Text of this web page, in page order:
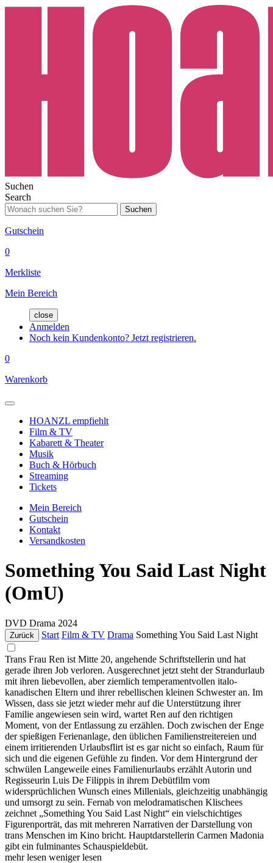
Suchen
Search
Suchen
Gutschein
0
Merkliste
Mein Bereich
close
Anmelden
Noch kein Kundenkonto? Jetzt registrieren.
0
Warenkorb
HOANZL empfiehlt
Film & TV
Kabarett & Theater
Musik
Buch & Hörbuch
Streaming
Tickets
Mein Bereich
Gutschein
Kontakt
Versandkosten
Something You Said Last Night
(OmU)
DVD Drama 2024
Zurück Start Film & TV Drama Something You Said Last Night
Trans Frau Ren ist Mitte 20, angehende Schriftstellerin und hat
gerade ihren Job verloren. Ausgerechnet jetzt steht der Strandurlaub
mit ihren liebevollen, aber ziemlich temperamentvollen italo-
kanadischen Eltern und ihrer rebellischen kleinen Schwester an. Im
Wissen, dass sie jetzt wieder mehr auf die Unterstützung ihrer
Familie angewiesen sein wird, wartet Ren auf den richtigen
Moment, von der Entlassung zu erzählen. Doch zwischen der Enge
der spießigen Ferienanlage, den üblichen Familienstreitereien und
einem irritierenden Urlaubsflirt ist es gar nicht so einfach, Raum für
sich und die eigenen Gefühle zu finden. Vor dem Hintergrund der
schwülen Langeweile eines Familienurlaubs erzählt Autorin und
Regisseurin Luis De Filippis in ihrem Debütfilm vom
widersprüchlichen Wunsch eines Millenials, gleichzeitig unabhängig
und umsorgt zu sein. Fernab von melodramatischen Klischees
zeichnet „Something You Said Last Night“ ein vielschichtiges
Figurenporträt, das mit mehreren Narrativen der Darstellung von
trans Menschen im Kino bricht. Hauptdarstellerin Carmen Madonia
gibt ein fulminantes Schauspieldebüt.
mehr lesen weniger lesen